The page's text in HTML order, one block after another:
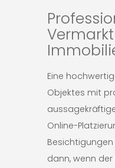
Eine
Objektes mit
Online-
dann, wenn der